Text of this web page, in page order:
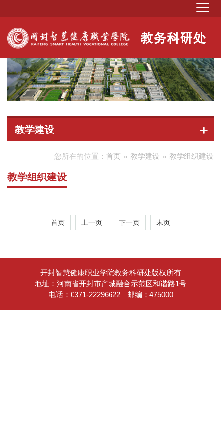
教学建设
您所在的位置： 首页 教学建设 教学组织建设
教学组织建设
首页 上一页 下一页 末页
开封智慧健康职业学院教务科研处版权所有
地址：河南省开封市产城融合示范区和谐路1号
电话：0371-22296622
邮编：475000